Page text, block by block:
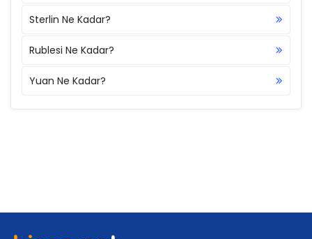
Sterlin Ne Kadar?
Rublesi Ne Kadar?
Yuan Ne Kadar?